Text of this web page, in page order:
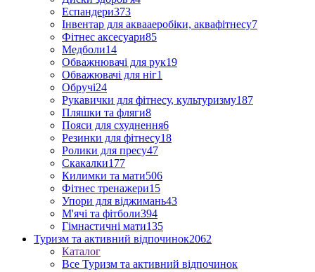
Еспандери373
Інвентар для аквааеробіки, аквафітнесу7
Фітнес аксесуари85
Медболи14
Обважнювачі для рук19
Обважювачі для ніг1
Обручі24
Рукавички для фітнесу, культуризму187
Пляшки та фляги8
Пояси для схуднення6
Резинки для фітнесу18
Ролики для пресу47
Скакалки177
Килимки та мати506
Фітнес тренажери15
Упори для віджимань43
М'ячі та фітболи394
Гімнастичні мати135
Туризм та активний відпочинок2062
Каталог
Все Туризм та активний відпочинок